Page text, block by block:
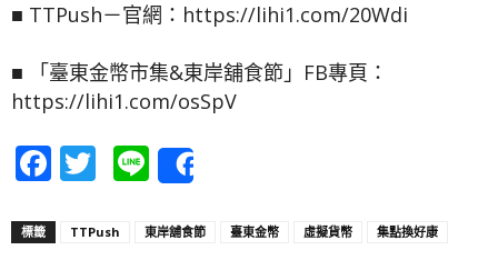
■ TTPush－官網：https://lihi1.com/20Wdi
■ 「臺東金幣市集&東岸舖食節」FB專頁：
https://lihi1.com/osSpV
Facebook
Twitter
Line
標籤 TTPush 東岸舖食節 臺東金幣 虛擬貨幣 集點換好康